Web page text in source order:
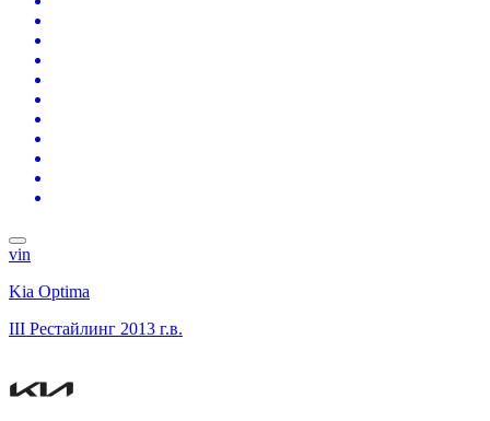
vin
Kia Optima
III Рестайлинг 2013 г.в.